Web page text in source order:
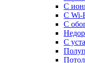
С
С Wi-
С
С